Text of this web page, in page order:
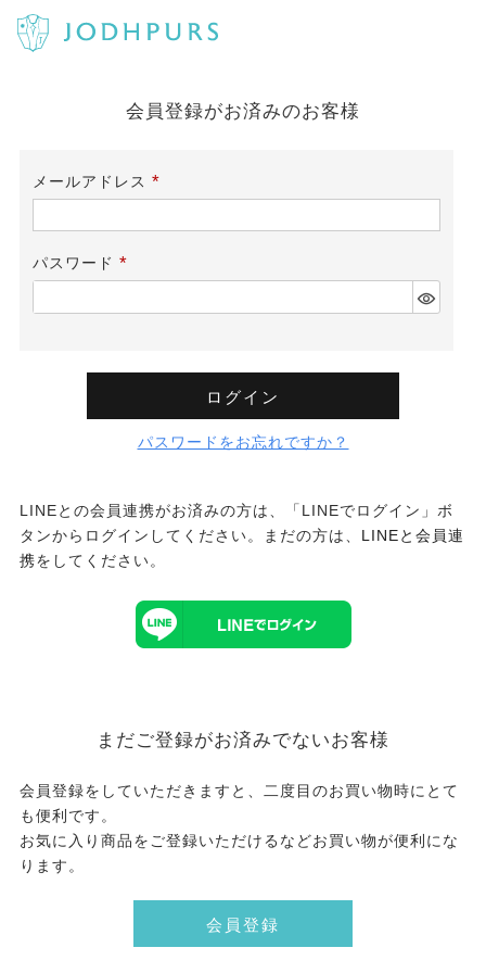
会員登録がお済みのお客様
メールアドレス
須)
パスワード
須)
ログイン
パスワードをお忘れですか？
LINEとの会員連携がお済みの方は、「LINEでログイン」ボ
タンからログインしてください。まだの方は、 LINEと会員連
携をしてください。
まだご登録がお済みでないお客様
会員登録をしていただきますと、二度目のお買い物時にとて
も便利です。
お気に入り商品をご登録いただけるなどお買い物が便利にな
ります。
会員登録